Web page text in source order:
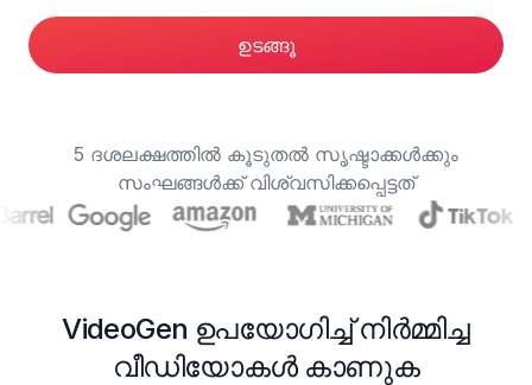
ഉടങ്ങൂ
5 ദശലക്ഷത്തിൽ കൂടുതൽ സൃഷ്ടാക്കൾക്കും
സംഘങ്ങൾക്ക് വിശ്വസിക്കപ്പെട്ടത്
VideoGen ഉപയോഗിച്ച് നിർമ്മിച്ച
വീഡിയോകൾ കാണുക